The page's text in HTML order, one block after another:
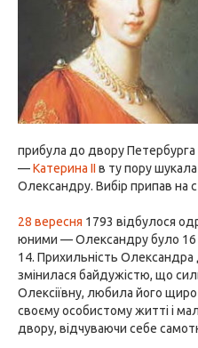
прибула до двору
—Катерина II в ту пору
Олександру. Вибір припав на
28 вересня 1793 відбулося
юними — Олександру було 16
14. Прихильність
змінилася байдужістю, що
Олексіївну, любила його щиро
своєму особистому житті і
двору, відчуваючи себе